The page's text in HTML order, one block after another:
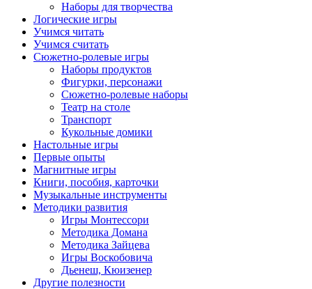
Наборы для творчества
Логические игры
Учимся читать
Учимся считать
Сюжетно-ролевые игры
Наборы продуктов
Фигурки, персонажи
Сюжетно-ролевые наборы
Театр на столе
Транспорт
Кукольные домики
Настольные игры
Первые опыты
Магнитные игры
Книги, пособия, карточки
Музыкальные инструменты
Методики развития
Игры Монтессори
Методика Домана
Методика Зайцева
Игры Воскобовича
Дьенеш, Кюизенер
Другие полезности